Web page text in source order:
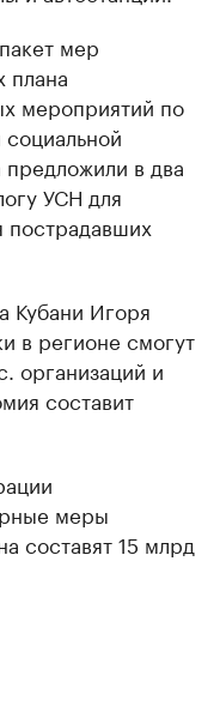
мер
плана
мероприятий по
предложили в два
УСН для
пострадавших
Кубани Игоря
в регионе смогут
организаций и
составит
меры
составят 15 млрд